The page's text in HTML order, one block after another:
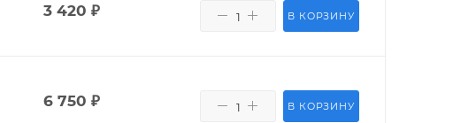
3 420 ₽ В КОРЗИНУ
6 750 ₽ В КОРЗИНУ